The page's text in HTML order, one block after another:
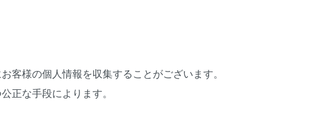
客様の個人情報を収集することがございます。
正な手段によります。